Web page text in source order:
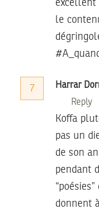
excellent
le
7 Harrar
Reply
Koffa
pas un
de son
pendant
donnent